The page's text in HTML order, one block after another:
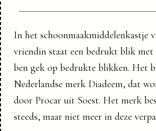
In het schoonmaakmiddelenkastje
vriendin staat een bedrukt blik met
ben gek op bedrukte blikken. Het
Nederlandse merk Diadeem, dat
door Procar uit Soest. Het merk
steeds, maar niet meer in deze